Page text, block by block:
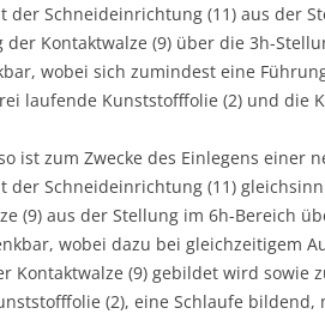
Schneideinrichtung (11) aus der
Kontaktwalze (9) über die 3h-
wobei sich zumindest eine
laufende Kunststofffolie (2) und die
ist zum Zwecke des Einlegens einer
der Schneideinrichtung (11)
(9) aus der Stellung im 6h-Bereich
wobei dazu bei gleichzeitigem
Kontaktwalze (9) gebildet wird sowie
(2), eine Schlaufe bildend,